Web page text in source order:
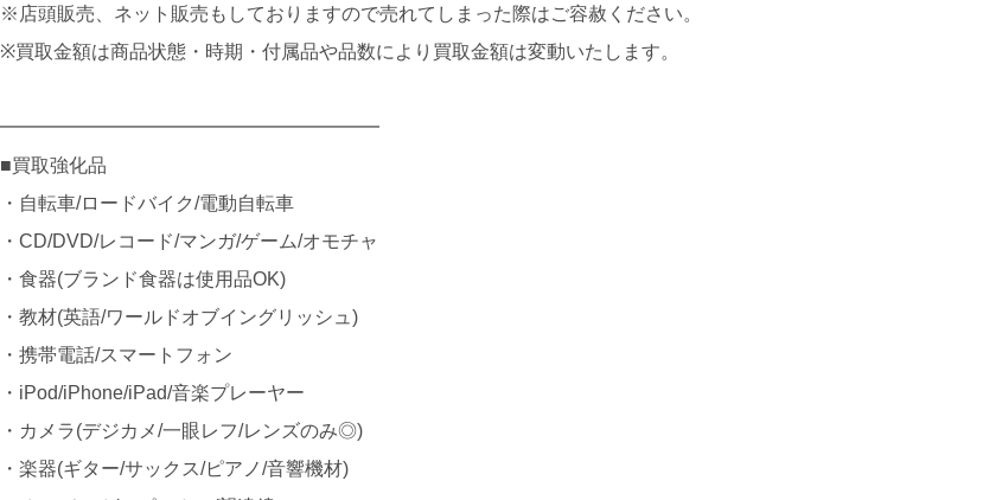
※店頭販売、ネット販売もしておりますので売れてしまった際はご容赦ください。
※買取金額は商品状態・時期・付属品や品数により買取金額は変動いたします。
━━━━━━━━━━━━━━━━━━━━
■買取強化品
・自転車/ロードバイク/電動自転車
・CD/DVD/レコード/マンガ/ゲーム/オモチャ
・食器(ブランド食器は使用品OK)
・教材(英語/ワールドオブイングリッシュ)
・携帯電話/スマートフォン
・iPod/iPhone/iPad/音楽プレーヤー
・カメラ(デジカメ/一眼レフ/レンズのみ◎)
・楽器(ギター/サックス/ピアノ/音響機材)